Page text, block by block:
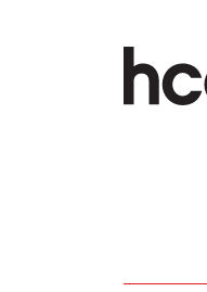
naar
inhoud